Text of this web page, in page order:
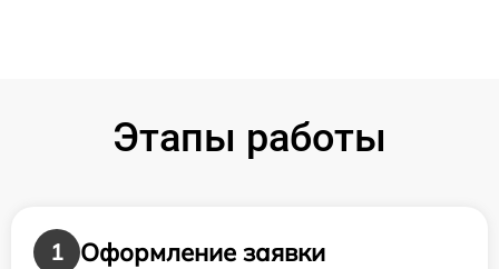
Этапы работы
1
Оформление заявки